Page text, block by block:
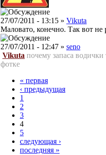
27/07/2011 - 13:15 » Vikuta
Маловато, конечно. Так вот не
27/07/2011 - 12:47 » seno
Vikuta почему запаса
фотке
« первая
‹ предыдущая
1
2
3
4
5
следующая ›
последняя »